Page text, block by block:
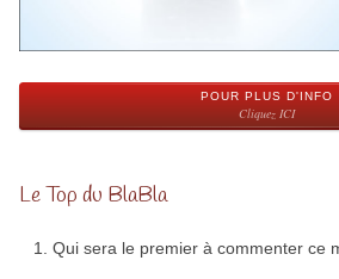
POUR PLUS D'INFO
Cliquez ICI
Le Top du BlaBla
Qui sera le premier à commenter ce